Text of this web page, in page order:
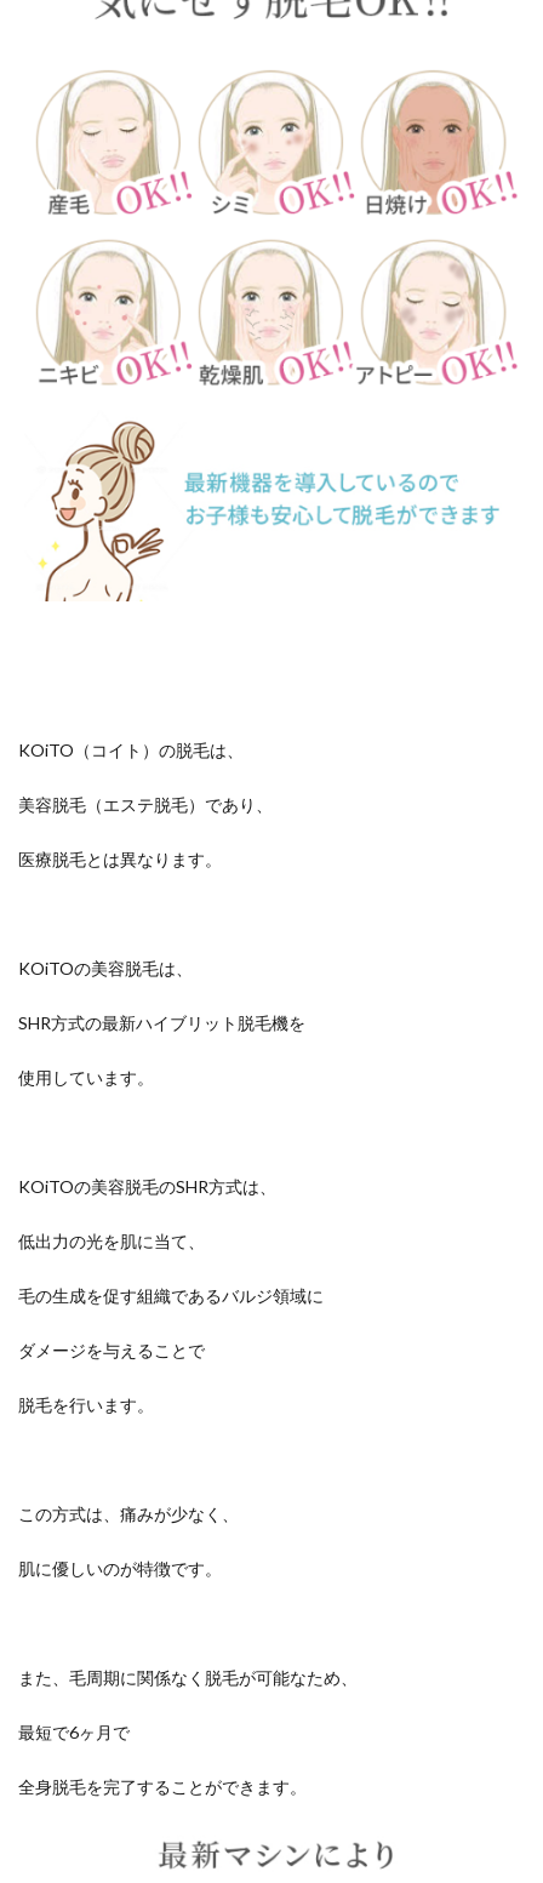
KOiTO（コイト）の脱毛は、
美容脱毛（エステ脱毛）であり、
医療脱毛とは異なります。
KOiTOの美容脱毛は、
SHR方式の最新ハイブリット脱毛機を
使用しています。
KOiTOの美容脱毛のSHR方式は、
低出力の光を肌に当て、
毛の生成を促す組織であるバルジ領域に
ダメージを与えることで
脱毛を行います。
この方式は、痛みが少なく、
肌に優しいのが特徴です。
また、毛周期に関係なく脱毛が可能なため、
最短で6ヶ月で
全身脱毛を完了することができます。